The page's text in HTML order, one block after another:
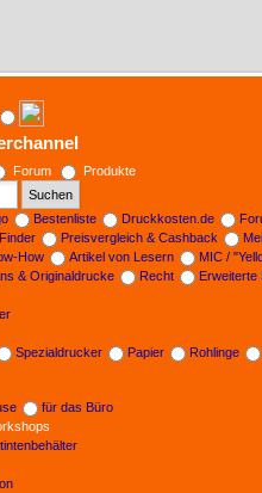
Forum
Produkte
Suchen
Bestenliste Druckkosten.de
Preisvergleich & Cashback
How Artikel von Lesern
MIC /
& Originaldrucke Recht
Erweiterte
Spezialdrucker Papier
Rohlinge
für das Büro